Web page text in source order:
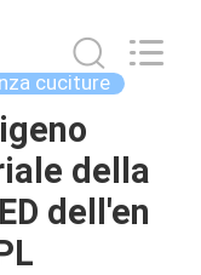
cuciture
della
dell'en